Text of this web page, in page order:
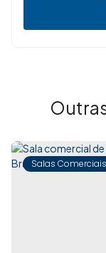
Salas Comerciais